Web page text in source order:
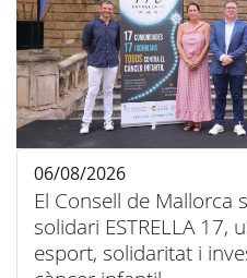
El Consell de Mallorca
solidari ESTRELLA 17,
esport, solidaritat i
06/08/2026